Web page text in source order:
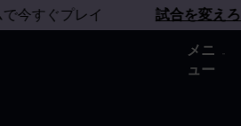
すぐプレイ 試合を変えろ
メニ
ュー